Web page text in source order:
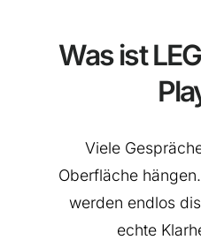
Was ist
Viele
Oberfläche
werden endlos
echte